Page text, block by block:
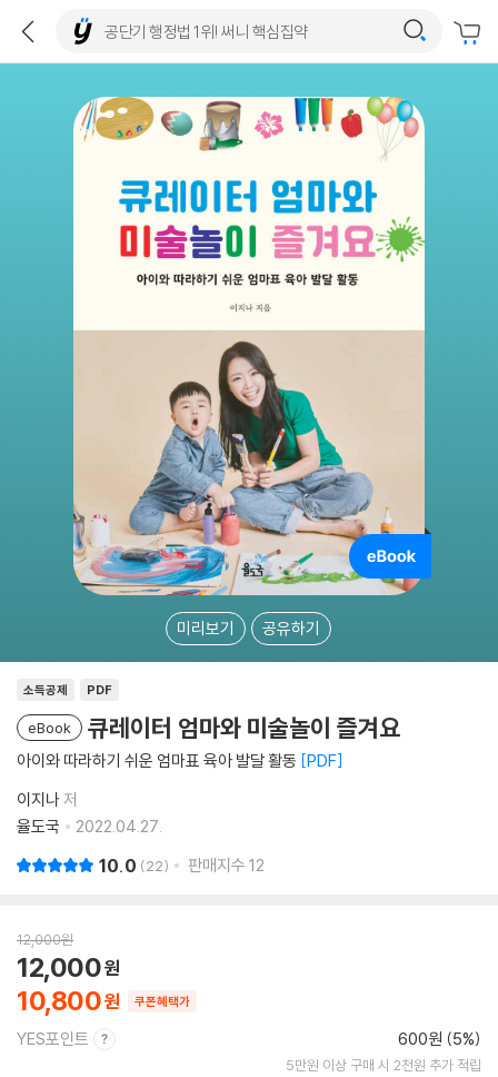
미리보기 공유하기
소득공제 PDF
eBook 큐레이터 엄마와 미술놀이 즐겨요
아이와 따라하기 쉬운 엄마표 육아 발달 활동 PDF
이지나저
율도국
2022.04.27.
10.0 22 판매지수 12
12,000원
10,800
12,000
쿠폰혜택가
YES포인트 600원 (5%)
5만원 이상 구매 시 2천원 추가 적립